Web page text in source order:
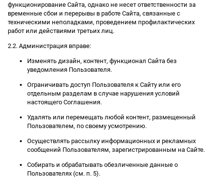
функционирование Сайта, однако не несет ответственности за
временные сбои и перерывы в работе Сайта, связанные с
техническими неполадками, проведением профилактических
работ или действиями третьих лиц.
2.2. Администрация вправе:
Изменять дизайн, контент, функционал Сайта без
уведомления Пользователя.
Ограничивать доступ Пользователя к Сайту или его
отдельным разделам в случае нарушения условий
настоящего Соглашения.
Удалять или перемещать любой контент, размещенный
Пользователем, по своему усмотрению.
Осуществлять рассылку информационных и рекламных
сообщений Пользователям, зарегистрированным на Сайте.
Собирать и обрабатывать обезличенные данные о
Пользователях (см. п. 5).